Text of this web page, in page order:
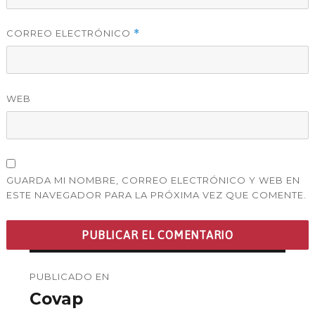
CORREO ELECTRÓNICO *
WEB
GUARDA MI NOMBRE, CORREO ELECTRÓNICO Y WEB EN
ESTE NAVEGADOR PARA LA PRÓXIMA VEZ QUE COMENTE.
de
PUBLICADO EN
Covap